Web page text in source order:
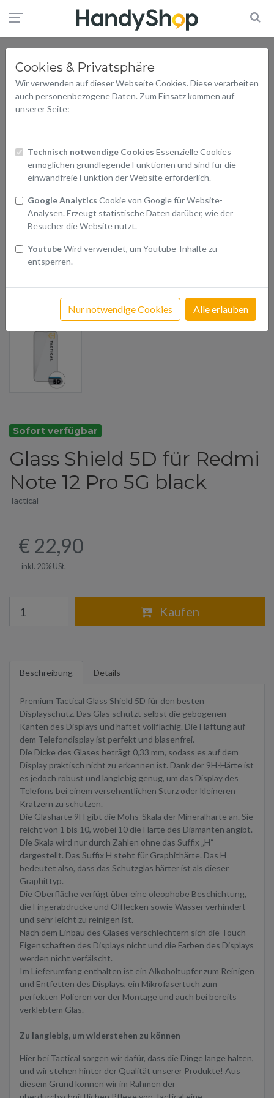
Cookies & Privatsphäre
Wir verwenden auf dieser Webseite Cookies. Diese verarbeiten
auch personenbezogene Daten. Zum Einsatz kommen auf
unserer Seite:
Technisch notwendige Cookies Essenzielle Cookies
ermöglichen grundlegende Funktionen und sind für die
einwandfreie Funktion der Website erforderlich.
Google Analytics Cookie von Google für Website-
Analysen. Erzeugt statistische Daten darüber, wie der
Besucher die Website nutzt.
YoutubeWird verwendet, um Youtube-Inhalte zu
entsperren.
Nur notwendige Cookies Alle erlauben
Sofort verfügbar
Glass Shield 5D für Redmi
Note 12 Pro 5G black
Tactical
€ 22,90
inkl. 20% USt.
Kaufen
Beschreibung Details
Premium Tactical Glass Shield 5D für den besten
Displayschutz. Das Glas schützt selbst die gebogenen
Kanten des Displays und haftet vollflächig. Die Haftung auf
dem Telefondisplay ist perfekt und blasenfrei.
Die Dicke des Glases beträgt 0,33 mm, sodass es auf dem
Display praktisch nicht zu erkennen ist. Dank der 9H-Härte ist
es jedoch robust und langlebig genug, um das Display des
Telefons bei einem versehentlichen Sturz oder kleineren
Kratzern zu schützen.
Die Glashärte 9H gibt die Mohs-Skala der Mineralhärte an. Sie
reicht von 1 bis 10, wobei 10 die Härte des Diamanten angibt.
Die Skala wird nur durch Zahlen ohne das Suffix „H“
dargestellt. Das Suffix H steht für Graphithärte. Das H
bedeutet also, dass das Schutzglas härter ist als dieser
Graphittyp.
Die Oberfläche verfügt über eine oleophobe Beschichtung,
die Fingerabdrücke und Ölflecken sowie Wasser verhindert
und sehr leicht zu reinigen ist.
Nach dem Einbau des Glases verschlechtern sich die Touch-
Eigenschaften des Displays nicht und die Farben des Displays
werden nicht verfälscht.
Im Lieferumfang enthalten ist ein Alkoholtupfer zum Reinigen
und Entfetten des Displays, ein Mikrofasertuch zum
perfekten Polieren vor der Montage und auch bei bereits
verklebtem Glas.
Zu langlebig, um widerstehen zu können
Hier bei Tactical sorgen wir dafür, dass die Dinge lange halten,
und wir stehen hinter der Qualität unserer Produkte! Aus
diesem Grund können wir im Rahmen der